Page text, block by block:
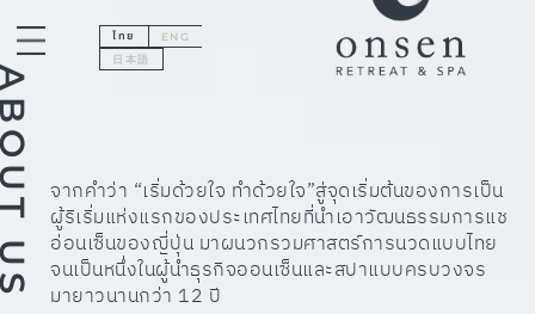
ไทย
ENG
日本語
US
จากคำว่า “เริ่มด้วยใจ ทำด้วยใจ”สู่จุดเริ่มต้นของการเป็น
ผู้ริเริ่มแห่งแรกของประเทศไทยที่นำเอาวัฒนธรรมการแช
อ่อนเซ็นของญี่ปุ่น มาผนวกรวมศาสตร์การนวดแบบไทย
จนเป็นหนึ่งในผู้นำธุรกิจออนเซ็นและสปาแบบครบวงจร
มายาวนานกว่า 12 ปี